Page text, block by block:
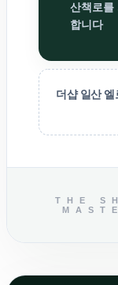
산책로를
합니다
더샵 일산 엘
THE